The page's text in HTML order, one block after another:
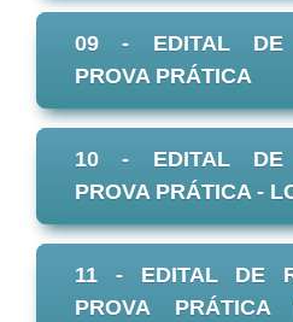
09 - EDITAL DE
PROVA PRÁTICA
10 - EDITAL DE
PROVA PRÁTICA -
11 - EDITAL DE
PROVA